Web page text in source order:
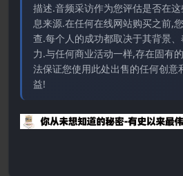
描述.音频采访作为您评估是否在
息来源.在任何在线网站购买之前,
查.每个人的成功都取决于其背景
力.与任何商业活动一样,存在固有
法保证您使用此处出售的任何创意
益!